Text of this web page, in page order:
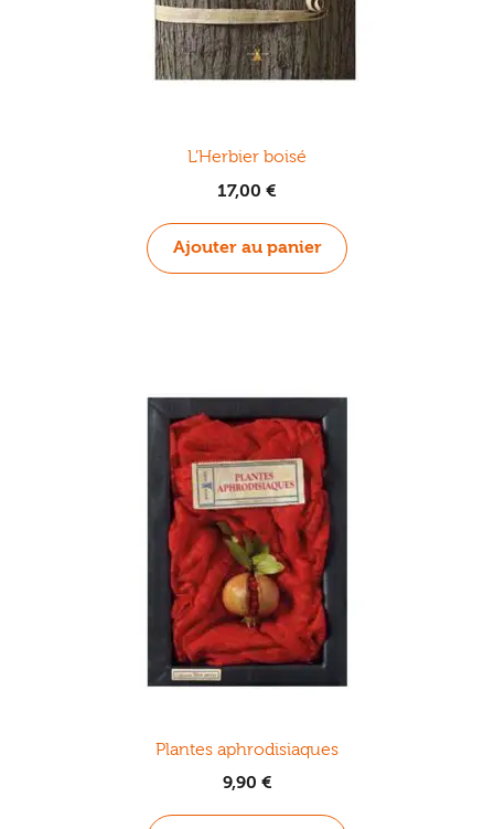
L’Herbier boisé
17,00 €
Ajouter au panier
Plantes aphrodisiaques
9,90 €